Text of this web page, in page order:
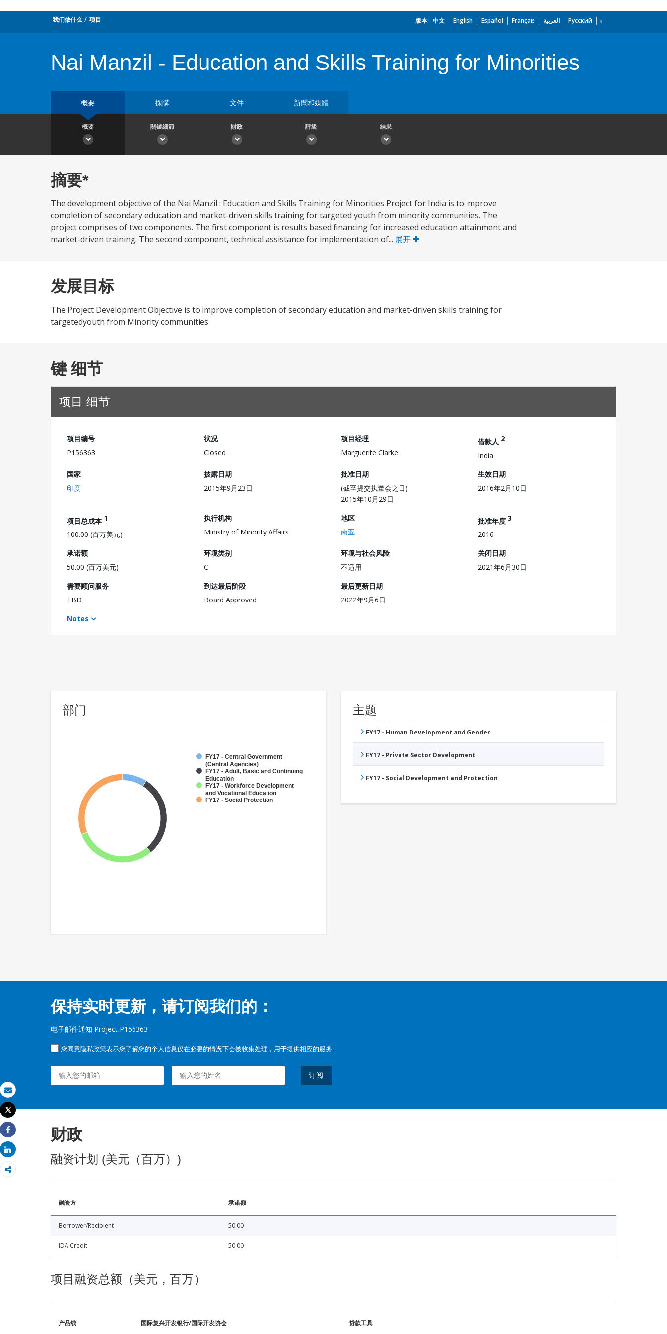
发送电子邮件
打印
Tweet
Share
Share
我们做什么 项目 版本: 中文 English Español Français العربية Русский
Nai Manzil - Education and Skills Training for Minorities
概要 採購 文件 新聞和媒體
概要 關鍵細節 財政 評級 結果
摘要*
The development objective of the Nai Manzil : Education and Skills Training for Minorities Project for India is to improve
completion of secondary education and market-driven skills training for targeted youth from minority communities. The
project comprises of two components. The first component is results based financing for increased education attainment and
market-driven training. The second component, technical assistance for implementation of... 展开
发展目标
The Project Development Objective is to improve completion of secondary education and market-driven skills training for
targetedyouth from Minority communities
键 细节
项目 细节
项目编号
P156363
状况
Closed
项目经理
Marguerite Clarke
借款人 2
India
国家
印度
披露日期
2015年9月23日
批准日期
(截至提交执董会之日)
2015年10月29日
生效日期
2016年2月10日
项目总成本 1
100.00 (百万美元)
执行机构
Ministry of Minority Affairs
地区
南亚
批准年度 3
2016
承诺额
50.00 (百万美元)
环境类别
C
环境与社会风险
不适用
关闭日期
2021年6月30日
需要顾问服务
TBD
到达最后阶段
Board Approved
最后更新日期
2022年9月6日
Notes
部门
FY17 - Central Government
(Central Agencies)
FY17 - Adult, Basic and Continuing
Education
FY17 - Workforce Development
and Vocational Education
FY17 - Social Protection
主题
FY17 - Human Development and Gender
FY17 - Private Sector Development
FY17 - Social Development and Protection
保持实时更新，请订阅我们的：
电子邮件通知 Project P156363
您同意隐私政策表示您了解您的个人信息仅在必要的情况下会被收集处理，用于提供相应的服务
订阅
财政
融资计划 (美元（百万）)
融资方 承诺额
Borrower/Recipient 50.00
IDA Credit 50.00
项目融资总额（美元，百万）
产品线 国际复兴开发银行/国际开发协会 贷款工具